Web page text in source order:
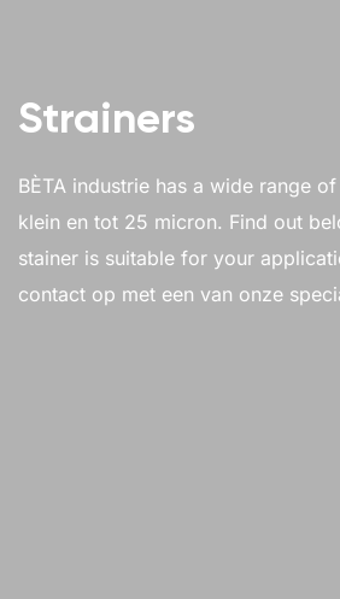
Strainers
BÈTA industrie has a wide range
klein en tot 25 micron. Find out
stainer is suitable for your
contact op met een van onze